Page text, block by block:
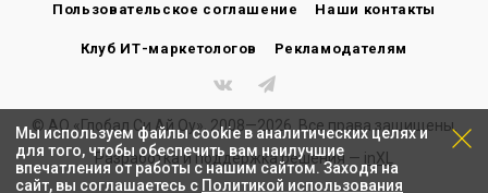
Пользовательское соглашение Наши контакты
Клуб ИТ-маркетологов Рекламодателям
© АО «Глобал Си Ай Оу», 2008—2026. Все права защищены.
Разработка и поддержка решения — inXL
Мы используем файлы cookie в аналитических целях и
для того, чтобы обеспечить вам наилучшие
впечатления от работы с нашим сайтом. Заходя на
сайт, вы соглашаетесь с Политикой использования